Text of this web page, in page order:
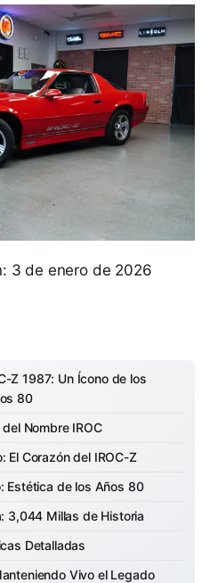
3 de enero de 2026
Z 1987: Un Ícono de los
80
Nombre IROC
El Corazón del IROC-Z
Estética de los Años 80
3,044 Millas de Historia
Detalladas
Vivo el Legado